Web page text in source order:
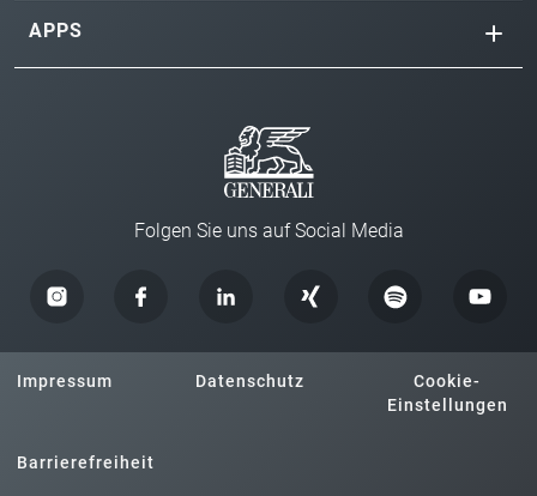
APPS
Folgen Sie uns auf Social Media
Impressum Datenschutz
Cookie-
Einstellungen
Barrierefreiheit